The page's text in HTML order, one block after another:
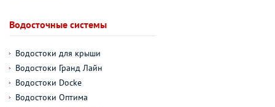
Водосточные системы
Водостоки для крыши
Водостоки Гранд Лайн
Водостоки Docke
Водостоки Оптима